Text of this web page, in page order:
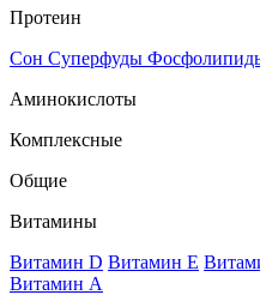
Протеин
Сон Суперфуды
Аминокислоты
Комплексные
Общие
Витамины
Витамин D Витамин E
Витамин А